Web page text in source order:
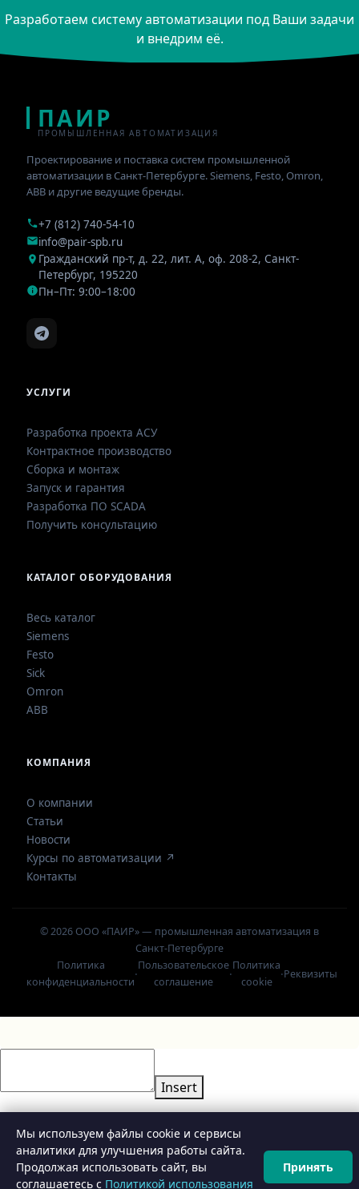
⚙️ Конфигуратор
Разработаем систему автоматизации под Ваши задачи
и внедрим её.
ПАИР
ПРОМЫШЛЕННАЯ АВТОМАТИЗАЦИЯ
Проектирование и поставка систем промышленной
автоматизации в Санкт-Петербурге. Siemens, Festo, Omron,
ABB и другие ведущие бренды.
+7 (812) 740-54-10
info@pair-spb.ru
Гражданский пр-т, д. 22, лит. А, оф. 208-2, Санкт-
Петербург, 195220
Пн–Пт: 9:00–18:00
УСЛУГИ
Разработка проекта АСУ
Контрактное производство
Сборка и монтаж
Запуск и гарантия
Разработка ПО SCADA
Получить консультацию
КАТАЛОГ ОБОРУДОВАНИЯ
Весь каталог
Siemens
Festo
Sick
Omron
ABB
КОМПАНИЯ
О компании
Статьи
Новости
Курсы по автоматизации ↗
Контакты
© 2026 ООО «ПАИР» — промышленная автоматизация в
Санкт-Петербурге
Политика
конфиденциальности
·
Пользовательское
соглашение
·
Политика
cookie
·Реквизиты
Insert
Мы используем файлы cookie и сервисы
аналитики для улучшения работы сайта.
Продолжая использовать сайт, вы
соглашаетесь с Политикой использования
Принять